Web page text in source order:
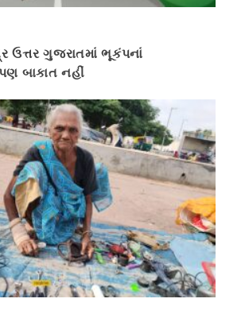
ઉત્તર ગુજરાતમાં ભૂકંપનાં
બાકાત નહીં